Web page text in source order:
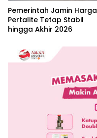
Pemerintah Jamin Harga
Pertalite Tetap Stabil
hingga Akhir 2026